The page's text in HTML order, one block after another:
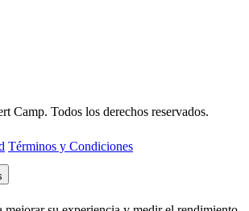
Camp. Todos los derechos reservados.
Términos y Condiciones